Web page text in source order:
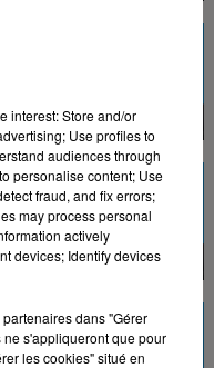
interest: Store and/or
Use profiles to
audiences through
personalise content; Use
fraud, and fix errors;
may process personal
actively
devices; Identify devices
dans "Gérer
ne s'appliqueront que pour
les cookies" situé en